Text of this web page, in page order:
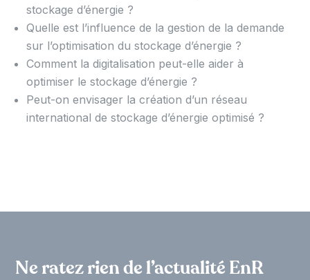
stockage d’énergie ?
Quelle est l’influence de la gestion de la demande
sur l’optimisation du stockage d’énergie ?
Comment la digitalisation peut-elle aider à
optimiser le stockage d’énergie ?
Peut-on envisager la création d’un réseau
international de stockage d’énergie optimisé ?
Ne ratez rien de l’actualité EnR